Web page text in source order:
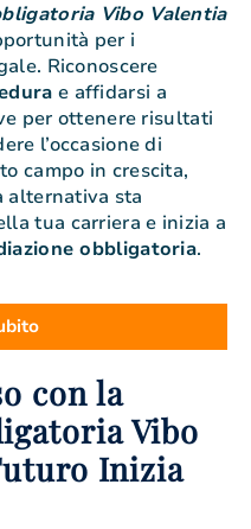
Vibo Valentia
per i
Riconoscere
e affidarsi a
per ottenere risultati
l’occasione di
campo in crescita,
alternativa sta
tua carriera e inizia a
obbligatoria.
con la
Vibo
Inizia